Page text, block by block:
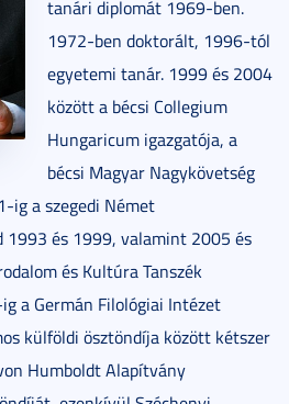
tanári diplomát 1969-ben.
1972-ben doktorált, 1996-tól
egyetemi tanár. 1999 és 2004
között a bécsi Collegium
Hungaricum igazgatója, a
bécsi Magyar Nagykövetség
ig a szegedi Német
1993 és 1999, valamint 2005 és
és Kultúra Tanszék
a Germán Filológiai Intézet
külföldi ösztöndíja között kétszer
Humboldt Alapítvány